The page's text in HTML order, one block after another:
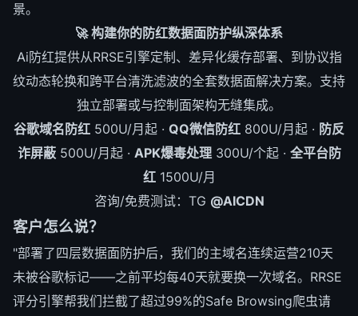
景。
🚀 构建你的防红数据面防护纵深体系
Ai防红提供从RRSE引擎定制、差异化缓存部署、到协议指
纹动态轮换和跨平台清洗滤波的全套数据面解决方案。支持
独立部署或与控制面架构无缝集成。
谷歌域名防红 500U/月起 · QQ微信防红 800U/月起 · 防反
诈屏蔽500U/月起 · APK爆毒处理300U/个起 · 全平台防
红1500U/月
咨询/免费测试：TG @AICDN
客户怎么说？
"部署了四层数据面防护后，我们的主域名连续运营210天
未被谷歌标记——之前平均每40天就要换一次域名。RRSE
评分引擎帮我们拦截了超过99%的Safe Browsing爬虫请